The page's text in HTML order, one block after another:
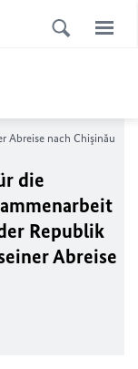
Abreise nach Chişinău
die
Republik
Abreise